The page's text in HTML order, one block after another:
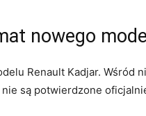
nowego
Renault‌ Kadjar. Wśród
są potwierdzone⁤